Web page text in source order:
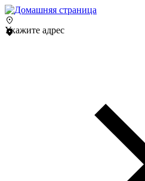
Укажите адрес